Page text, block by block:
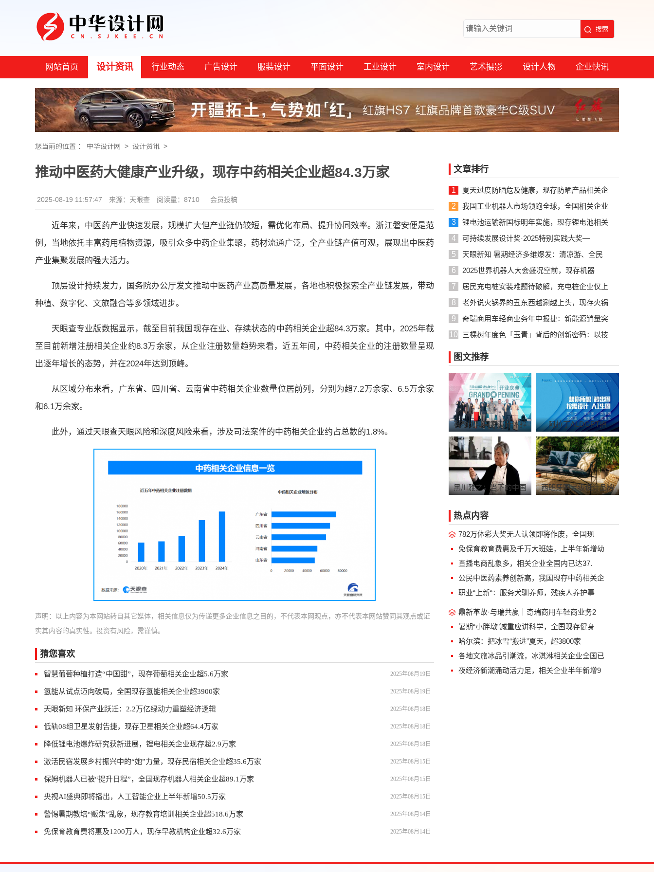
网站首页 设计资讯 行业动态 广告设计 服装设计 平面设计 工业设计 室内设计 艺术摄影 设计人物 企业快讯
您当前的位置 ： 中华设计网 > 设计资讯 >
推动中医药大健康产业升级，现存中药相关企业超84.3万家
2025-08-19 11:57:47 来源：天眼查 阅读量：8710 会员投稿
近年来，中医药产业快速发展，规模扩大但产业链仍较短，需优化布局、提升协同效率。浙江磐安便是范
例，当地依托丰富药用植物资源，吸引众多中药企业集聚，药材流通广泛，全产业链产值可观，展现出中医药
产业集聚发展的强大活力。
顶层设计持续发力，国务院办公厅发文推动中医药产业高质量发展，各地也积极探索全产业链发展，带动
种植、数字化、文旅融合等多领域进步。
天眼查专业版数据显示，截至目前我国现存在业、存续状态的中药相关企业超84.3万家。其中，2025年截
至目前新增注册相关企业约8.3万余家，从企业注册数量趋势来看，近五年间，中药相关企业的注册数量呈现
出逐年增长的态势，并在2024年达到顶峰。
从区域分布来看，广东省、四川省、云南省中药相关企业数量位居前列，分别为超7.2万余家、6.5万余家
和6.1万余家。
此外，通过天眼查天眼风险和深度风险来看，涉及司法案件的中药相关企业约占总数的1.8%。
声明：以上内容为本网站转自其它媒体，相关信息仅为传递更多企业信息之目的，不代表本网观点，亦不代表本网站赞同其观点或证
实其内容的真实性。投资有风险，需谨慎。
猜您喜欢
2025年08月19日
智慧葡萄种植打造“中国甜”，现存葡萄相关企业超5.6万家
2025年08月19日
氢能从试点迈向破局，全国现存氢能相关企业超3900家
2025年08月18日
天眼新知 环保产业跃迁：2.2万亿绿动力重塑经济逻辑
2025年08月18日
低轨08组卫星发射告捷，现存卫星相关企业超64.4万家
2025年08月18日
降低锂电池爆炸研究获新进展，锂电相关企业现存超2.9万家
2025年08月15日
激活民宿发展乡村振兴中的“她”力量，现存民宿相关企业超35.6万家
2025年08月15日
保姆机器人已被“提升日程”，全国现存机器人相关企业超89.1万家
2025年08月15日
央视AI盛典即将播出，人工智能企业上半年新增50.5万家
2025年08月14日
警惕暑期教培“贩焦”乱象，现存教育培训相关企业超518.6万家
2025年08月14日
免保育教育费将惠及1200万人，现存早教机构企业超32.6万家
文章排行
1
夏天过度防晒危及健康，现存防晒产品相关企
2
我国工业机器人市场领跑全球，全国相关企业
3
锂电池运输新国标明年实施，现存锂电池相关
4
可持续发展设计奖·2025特别实践大奖—
5
天眼新知 暑期经济多维爆发：清凉游、全民
6
2025世界机器人大会盛况空前，现存机器
7
居民充电桩安装难题待破解，充电桩企业仅上
8
老外说火锅界的丑东西越涮越上头，现存火锅
9
奇瑞商用车轻商业务年中报捷：新能源销量突
10
三棵树年度色「玉青」背后的创新密码：以技
图文推荐
科勒沈阳首家设计体验 阿拉丁ALDGPT招
黑川雅之：当下的中国 西班牙国宝级设计品牌
热点内容
782万体彩大奖无人认领即将作废，全国现
免保育教育费惠及千万大班娃，上半年新增幼
直播电商乱象多，相关企业全国内已达37.
公民中医药素养创新高，我国现存中药相关企
职业“上新“：服务犬驯养师，残疾人养护事
鼎新革故·与瑞共赢｜奇瑞商用车轻商业务2
暑期“小胖墩”减重应讲科学，全国现存健身
哈尔滨：把冰雪“搬进”夏天，超3800家
各地文旅冰品引潮流，冰淇淋相关企业全国已
夜经济新潮涌动活力足，相关企业半年新增9